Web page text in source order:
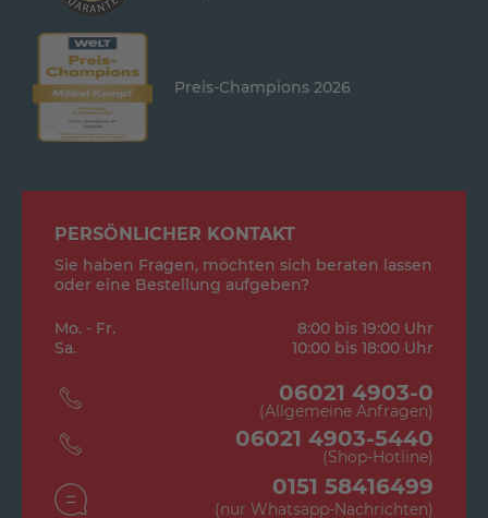
Preis-Champions 2026
PERSÖNLICHER KONTAKT
Sie haben Fragen, möchten sich beraten lassen
oder eine Bestellung aufgeben?
Mo. - Fr.
8:00 bis 19:00 Uhr
Sa.
10:00 bis 18:00 Uhr
06021 4903-0
(Allgemeine Anfragen)
06021 4903-5440
(Shop-Hotline)
0151 58416499
(nur Whatsapp-Nachrichten)